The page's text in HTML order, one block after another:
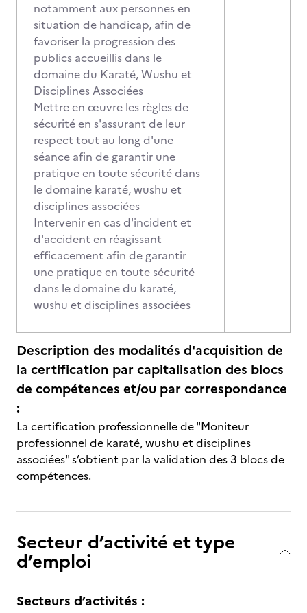
notamment aux personnes en
situation de handicap, afin de
favoriser la progression des
publics accueillis dans le
domaine du Karaté, Wushu et
Disciplines Associées
Mettre en œuvre les règles de
sécurité en s'assurant de leur
respect tout au long d'une
séance afin de garantir une
pratique en toute sécurité dans
le domaine karaté, wushu et
disciplines associées
Intervenir en cas d'incident et
d'accident en réagissant
efficacement afin de garantir
une pratique en toute sécurité
dans le domaine du karaté,
wushu et disciplines associées
Description des modalités d'acquisition de
la certification par capitalisation des blocs
de compétences et/ou par correspondance
:
La certification professionnelle de "Moniteur
professionnel de karaté, wushu et disciplines
associées" s’obtient par la validation des 3 blocs de
compétences.
Secteur d’activité et type
d’emploi
Secteurs d’activités :